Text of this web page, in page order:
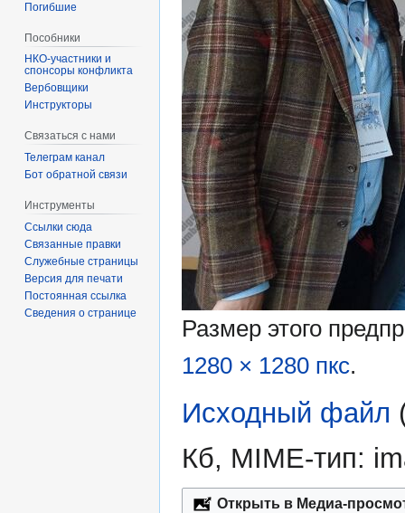
Размер этого
1280 × 1280 пкс.
Исходный файл
Кб, MIME-тип:
Открыть в Медиа-
Погибшие
Пособники
спонсоры конфликта
‏‎Вербовщики
Инструкторы
Связаться с нами
Телеграм канал
Бот обратной связи
Инструменты
Ссылки сюда
Связанные правки
Служебные страницы
Версия для печати
Постоянная ссылка
Сведения о странице